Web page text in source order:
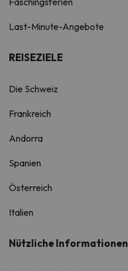
Last-Minute-Angebote
REISEZIELE
Die Schweiz
Frankreich
Andorra
Spanien
Österreich
Italien
Nützliche Informationen